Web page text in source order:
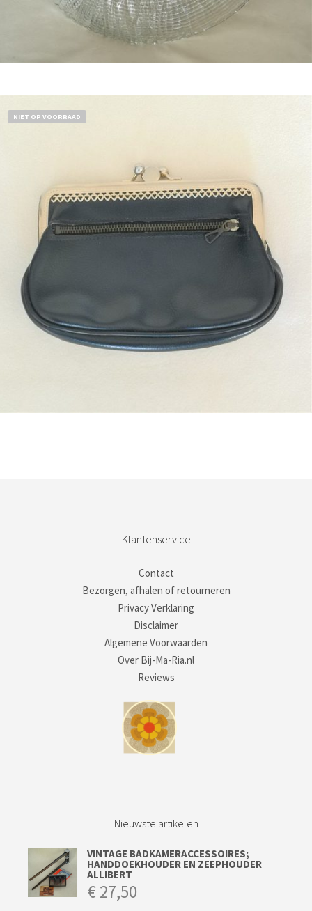
NIET OP VOORRAAD
Klantenservice
Contact
Bezorgen, afhalen of retourneren
Privacy Verklaring
Disclaimer
Algemene Voorwaarden
Over Bij-Ma-Ria.nl
Reviews
Nieuwste artikelen
VINTAGE BADKAMERACCESSOIRES;
HANDDOEKHOUDER EN ZEEPHOUDER
ALLIBERT
€27,50